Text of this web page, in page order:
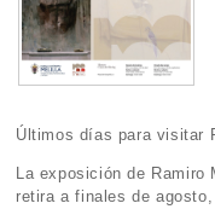
Últimos días para visitar
La exposición de
retira a finales de